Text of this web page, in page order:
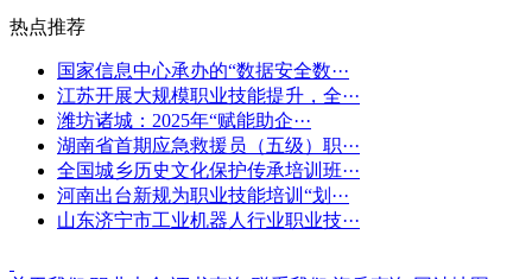
热点推荐
国家信息中心承办的“数据安全数···
江苏开展大规模职业技能提升，全···
潍坊诸城：2025年“赋能助企···
湖南省首期应急救援员（五级）职···
全国城乡历史文化保护传承培训班···
河南出台新规为职业技能培训“划···
山东济宁市工业机器人行业职业技···